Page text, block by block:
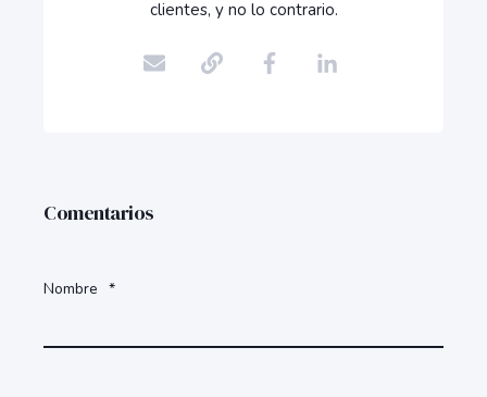
clientes, y no lo contrario.
Comentarios
Nombre *